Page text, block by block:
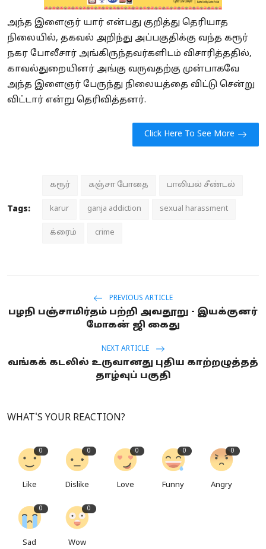
அந்த இளைஞர் யார் என்பது குறித்து தெரியாத
நிலையில், தகவல் அறிந்து அப்பகுதிக்கு வந்த கரூர்
நகர போலீசார் அங்கிருந்தவர்களிடம் விசாரித்ததில்,
காவல்துறையினர் அங்கு வருவதற்கு முன்பாகவே
அந்த இளைஞர் பேருந்து நிலையத்தை விட்டு சென்று
விட்டார் என்று தெரிவித்தனர்.
Click Here To See More
Tags:
கரூர் கஞ்சா போதை பாலியல் சீண்டல்
karur ganja addiction sexual harassment
க்ரைம் crime
PREVIOUS ARTICLE
பழநி பஞ்சாமிர்தம் பற்றி அவதூறு - இயக்குனர்
மோகன் ஜி கைது
NEXT ARTICLE
வங்கக் கடலில் உருவானது புதிய காற்றழுத்தத்
தாழ்வுப் பகுதி
WHAT'S YOUR REACTION?
0
Like
0
Dislike
0
Love
0
Funny
0
Angry
0
Sad
0
Wow